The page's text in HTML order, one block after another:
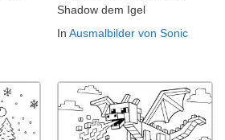
Shadow dem Igel
In Ausmalbilder von Sonic